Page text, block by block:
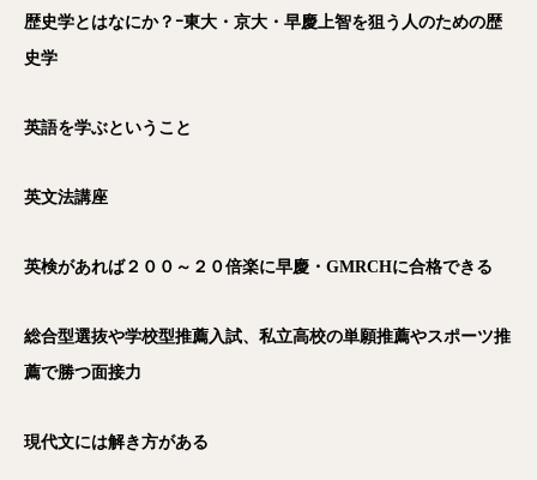
歴史学とはなにか？ｰ東大・京大・早慶上智を狙う人のための歴
史学
英語を学ぶということ
英文法講座
英検があれば２００～２０倍楽に早慶・GMRCHに合格できる
総合型選抜や学校型推薦入試、私立高校の単願推薦やスポーツ推
薦で勝つ面接力
現代文には解き方がある